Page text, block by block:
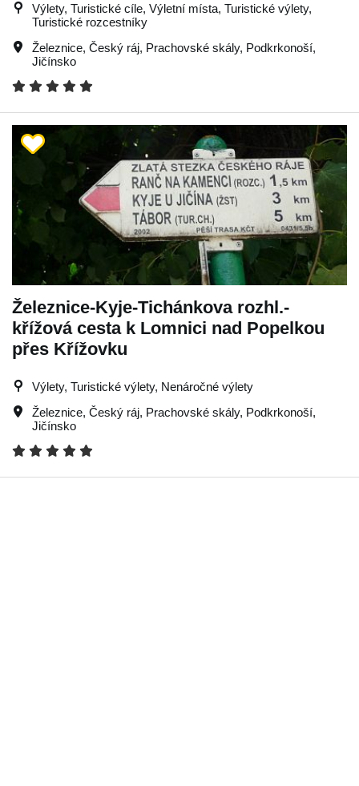
Výlety, Turistické cíle, Výletní místa, Turistické výlety,
Turistické rozcestníky
Železnice, Český ráj, Prachovské skály, Podkrkonoší,
Jičínsko
Železnice-Kyje-Tichánkova rozhl.-
křížová cesta k Lomnici nad Popelkou
přes Křížovku
Výlety, Turistické výlety, Nenáročné výlety
Železnice, Český ráj, Prachovské skály, Podkrkonoší,
Jičínsko